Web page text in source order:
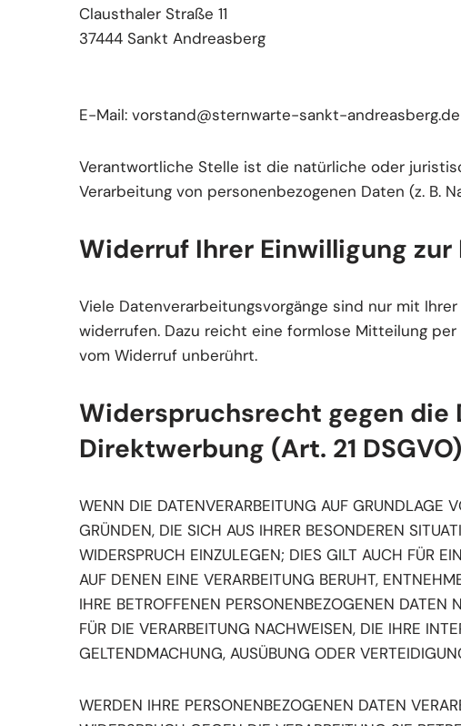
Clausthaler Straße 11
37444 Sankt Andreasberg
E-Mail: vorstand@sternwarte-sankt-andreasberg.de
Verantwortliche Stelle ist die natürliche oder
Verarbeitung von personenbezogenen Daten (z. B.
Widerruf Ihrer Einwilligung
Viele Datenverarbeitungsvorgänge sind nur mit
widerrufen. Dazu reicht eine formlose Mitteilung
vom Widerruf unberührt.
Widerspruchsrecht gegen die
Direktwerbung (Art. 21 DSGVO)
WENN DIE DATENVERARBEITUNG AUF GRUNDLAGE
GRÜNDEN, DIE SICH AUS IHRER BESONDEREN
WIDERSPRUCH EINZULEGEN; DIES GILT AUCH FÜR
AUF DENEN EINE VERARBEITUNG BERUHT,
IHRE BETROFFENEN PERSONENBEZOGENEN
FÜR DIE VERARBEITUNG NACHWEISEN, DIE IHRE
GELTENDMACHUNG, AUSÜBUNG ODER
WERDEN IHRE PERSONENBEZOGENEN DATEN